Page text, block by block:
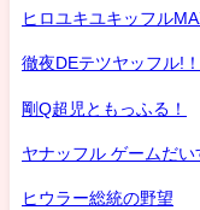
ヒロユキユキッフル
徹夜DEテツヤッフル!
剛Q超児ともっふる！
ヤナッフル ゲームだい
ヒウラー総統の野望